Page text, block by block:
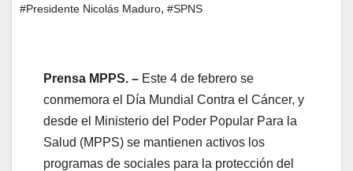
#Presidente Nicolás Maduro, #SPNS
Prensa MPPS. – Este 4 de febrero se
conmemora el Día Mundial Contra el Cáncer, y
desde el Ministerio del Poder Popular Para la
Salud (MPPS) se mantienen activos los
programas de sociales para la protección del